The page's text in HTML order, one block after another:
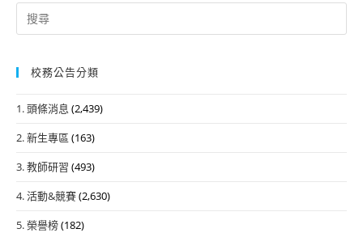
Search
for:
校務公告分類
1. 頭條消息 (2,439)
2. 新生專區 (163)
3. 教師研習 (493)
4. 活動&競賽(2,630)
5. 榮譽榜(182)